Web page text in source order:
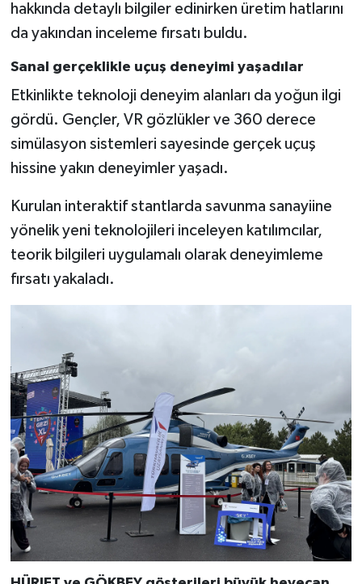
hakkında detaylı bilgiler edinirken üretim hatlarını
da yakından inceleme fırsatı buldu.
Sanal gerçeklikle uçuş deneyimi yaşadılar
Etkinlikte teknoloji deneyim alanları da yoğun ilgi
gördü. Gençler, VR gözlükler ve 360 derece
simülasyon sistemleri sayesinde gerçek uçuş
hissine yakın deneyimler yaşadı.
Kurulan interaktif stantlarda savunma sanayiine
yönelik yeni teknolojileri inceleyen katılımcılar,
teorik bilgileri uygulamalı olarak deneyimleme
fırsatı yakaladı.
BİLİM VE TEKNOLOJİ
TANITIM
HABERDE İNSAN